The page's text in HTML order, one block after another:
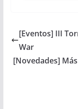
[Eventos] III
War
[Novedades]